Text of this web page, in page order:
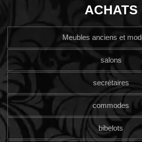
ACHATS
Meubles anciens et
salons
secrétaires
commodes
bibelots